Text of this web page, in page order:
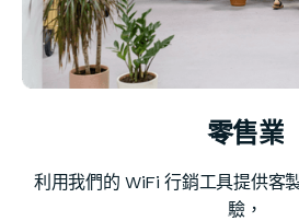
零售業
利用我們的 WiFi 行銷工具提供客
驗，